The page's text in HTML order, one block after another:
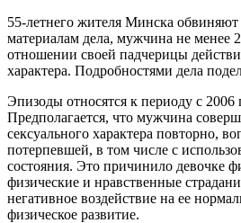
55-летнего жителя Минска
материалам дела, мужчина не менее
отношении своей падчерицы
характера. Подробностями дела
Эпизоды относятся к периоду с 2006
Предполагается, что мужчина
сексуального характера повторно,
потерпевшей, в том числе с
состояния. Это причинило девочке
физические и нравственные
негативное воздействие на ее
физическое развитие.